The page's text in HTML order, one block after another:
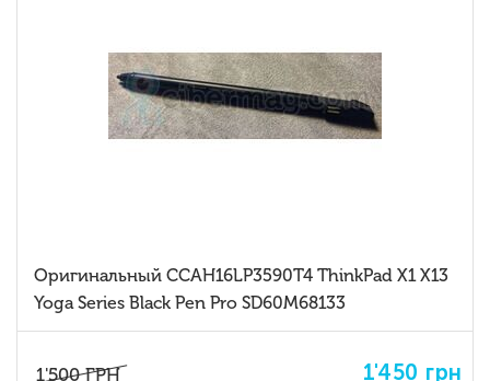
Оригинальный CCAH16LP3590T4 ThinkPad X1 X13
Yoga Series Black Pen Pro SD60M68133
1'500 ГРН 1'450 грн